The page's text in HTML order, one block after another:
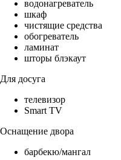
водонагреватель
шкаф
чистящие средства
обогреватель
ламинат
шторы блэкаут
Для досуга
телевизор
Smart TV
Оснащение двора
барбекю/мангал